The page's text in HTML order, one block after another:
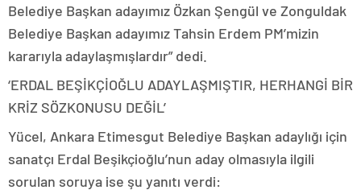
Belediye Başkan adayımız Özkan Şengül ve Zonguldak
Belediye Başkan adayımız Tahsin Erdem PM’mizin
kararıyla adaylaşmışlardır” dedi.
‘ERDAL BEŞİKÇİOĞLU ADAYLAŞMIŞTIR, HERHANGİ BİR
KRİZ SÖZKONUSU DEĞİL’
Yücel, Ankara Etimesgut Belediye Başkan adaylığı için
sanatçı Erdal Beşikçioğlu’nun aday olmasıyla ilgili
sorulan soruya ise şu yanıtı verdi: